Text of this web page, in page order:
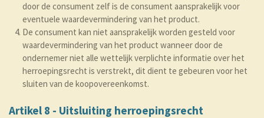
door de consument zelf is de consument aansprakelijk voor
eventuele waardevermindering van het product.
De consument kan niet aansprakelijk worden gesteld voor
waardevermindering van het product wanneer door de
ondernemer niet alle wettelijk verplichte informatie over het
herroepingsrecht is verstrekt, dit dient te gebeuren voor het
sluiten van de koopovereenkomst.
Artikel 8 - Uitsluiting herroepingsrecht